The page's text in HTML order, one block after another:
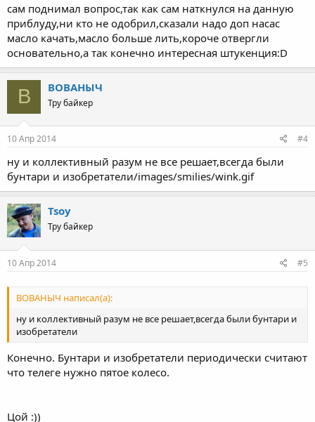
сам поднимал вопрос,так как сам наткнулся на данную
приблуду,ни кто не одобрил,сказали надо доп насас
масло качать,масло больше лить,короче отвергли
основательно,а так конечно интересная штукенция:D
В ВОВАНЫЧ
Тру байкер
10 Апр 2014 #4
ну и коллективный разум не все решает,всегда были
бунтари и изобретатели/images/smilies/wink.gif
Tsoy
Тру байкер
10 Апр 2014 #5
ВОВАНЫЧ написал(а):
ну и коллективный разум не все решает,всегда были бунтари и
изобретатели
Конечно. Бунтари и изобретатели периодически считают
что телеге нужно пятое колесо.
Цой :))